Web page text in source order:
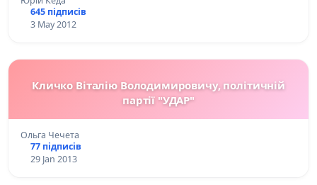
645 підписів
3 May 2012
Кличко Віталію Володимировичу, політичній
партії "УДАР"
Ольга Чечета
77 підписів
29 Jan 2013